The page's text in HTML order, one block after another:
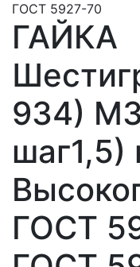
ГОСТ 5927-70
ГАЙКА
934)
шаг1,5)
ГОСТ